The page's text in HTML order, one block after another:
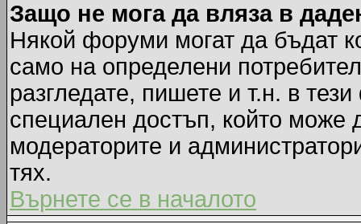
Защо не мога да вляза в
Някой форуми могат да бъдат
само на определени
разгледате, пишете и т.н. в
специален достъп, който може
модераторите и
тях.
Върнете се в началото